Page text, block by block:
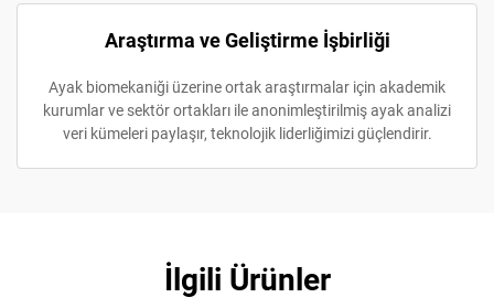
Araştırma ve Geliştirme İşbirliği
Ayak biomekaniği üzerine ortak araştırmalar için akademik
kurumlar ve sektör ortakları ile anonimleştirilmiş ayak analizi
veri kümeleri paylaşır, teknolojik liderliğimizi güçlendirir.
İlgili Ürünler